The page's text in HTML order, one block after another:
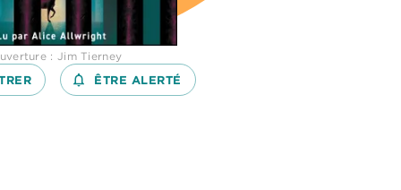
: Jim Tierney
notifications_none_outlined
ÊTRE ALERTÉ